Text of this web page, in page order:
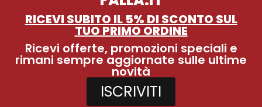
RICEVI SUBITO IL 5% DI SCONTO SUL
TUO PRIMO ORDINE
Ricevi offerte, promozioni speciali e
rimani sempre aggiornate sulle ultime
novità
ISCRIVITI